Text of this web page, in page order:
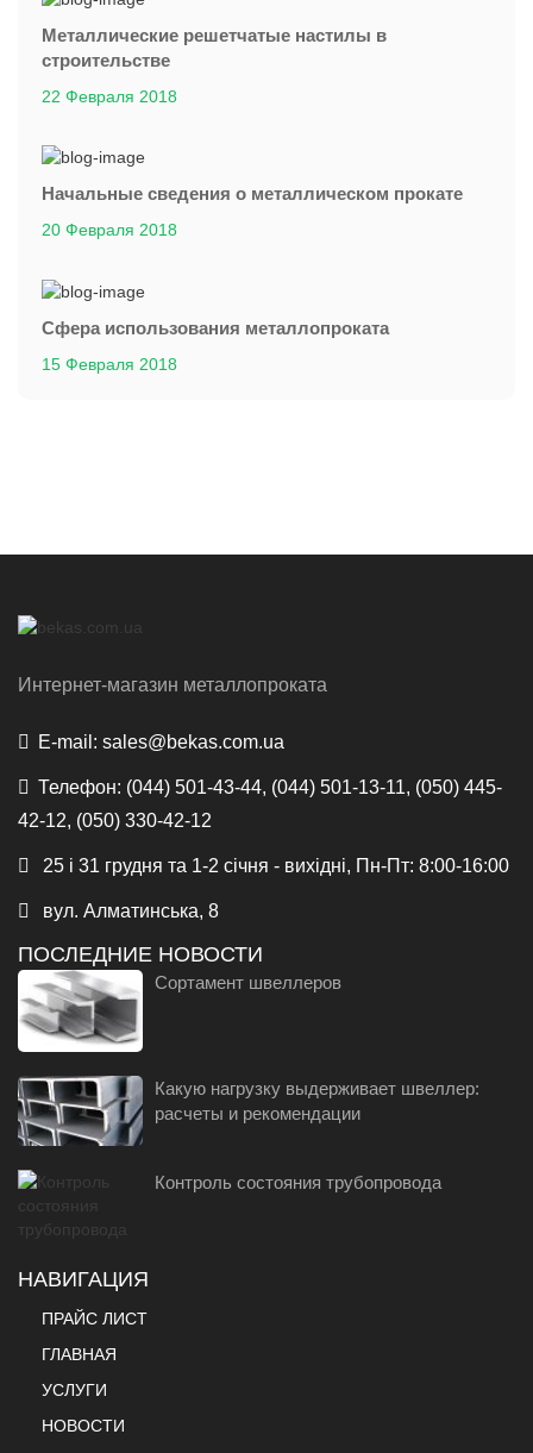
Металлические решетчатые настилы в
строительстве
22 Февраля 2018
Начальные сведения о металлическом прокате
20 Февраля 2018
Сфера использования металлопроката
15 Февраля 2018
Интернет-магазин металлопроката
E-mail: sales@bekas.com.ua
Телефон: (044) 501-43-44, (044) 501-13-11, (050) 445-
42-12, (050) 330-42-12
25 і 31 грудня та 1-2 січня - вихідні, Пн-Пт: 8:00-16:00
вул. Алматинська, 8
ПОСЛЕДНИЕ НОВОСТИ
Сортамент швеллеров
Какую нагрузку выдерживает швеллер:
расчеты и рекомендации
Контроль состояния трубопровода
НАВИГАЦИЯ
ПРАЙС ЛИСТ
ГЛАВНАЯ
УСЛУГИ
НОВОСТИ